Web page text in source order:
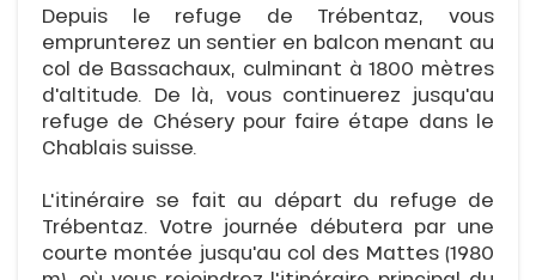
Depuis le refuge de Trébentaz, vous
emprunterez un sentier en balcon menant au
col de Bassachaux, culminant à 1800 mètres
d'altitude. De là, vous continuerez jusqu'au
refuge de Chésery pour faire étape dans le
Chablais suisse.
L'itinéraire se fait au départ du refuge de
Trébentaz. Votre journée débutera par une
courte montée jusqu'au col des Mattes (1980